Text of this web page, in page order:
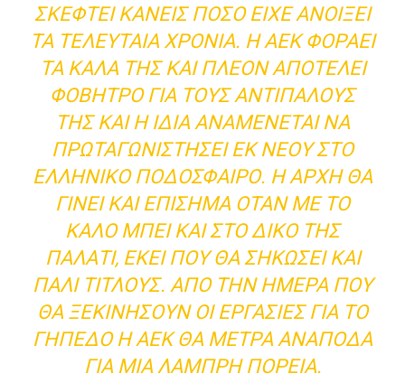
ΣΚΕΦΤΕΊ ΚΑΝΕΊΣ ΠΌΣΟ ΕΊΧΕ ΑΝΟΊΞΕΙ
ΤΑ ΤΕΛΕΥΤΑΊΑ ΧΡΌΝΙΑ. Η ΑΕΚ ΦΟΡΆΕΙ
ΤΑ ΚΑΛΆ ΤΗΣ ΚΑΙ ΠΛΈΟΝ ΑΠΟΤΕΛΕΊ
ΦΌΒΗΤΡΟ ΓΙΑ ΤΟΥΣ ΑΝΤΙΠΆΛΟΥΣ
ΤΗΣ ΚΑΙ Η ΊΔΙΑ ΑΝΑΜΈΝΕΤΑΙ ΝΑ
ΠΡΩΤΑΓΩΝΙΣΤΉΣΕΙ ΕΚ ΝΈΟΥ ΣΤΟ
ΕΛΛΗΝΙΚΌ ΠΟΔΌΣΦΑΙΡΟ. Η ΑΡΧΉ ΘΑ
ΓΊΝΕΙ ΚΑΙ ΕΠΊΣΗΜΑ ΌΤΑΝ ΜΕ ΤΟ
ΚΑΛΌ ΜΠΕΙ ΚΑΙ ΣΤΟ ΔΙΚΌ ΤΗΣ
ΠΑΛΆΤΙ, ΕΚΕΊ ΠΟΥ ΘΑ ΣΗΚΏΣΕΙ ΚΑΙ
ΠΆΛΙ ΤΊΤΛΟΥΣ. ΑΠΌ ΤΗΝ ΗΜΈΡΑ ΠΟΥ
ΘΑ ΞΕΚΙΝΉΣΟΥΝ ΟΙ ΕΡΓΑΣΊΕΣ ΓΙΑ ΤΟ
ΓΉΠΕΔΟ Η ΑΕΚ ΘΑ ΜΕΤΡΆ ΑΝΆΠΟΔΑ
ΓΙΑ ΜΙΑ ΛΑΜΠΡΉ ΠΟΡΕΊΑ.